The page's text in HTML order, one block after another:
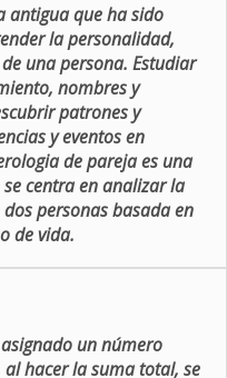
antigua que ha sido
la personalidad,
una persona. Estudiar
nombres y
patrones y
y eventos en
de pareja es una
centra en analizar la
personas basada en
de vida.
un número
hacer la suma total, se